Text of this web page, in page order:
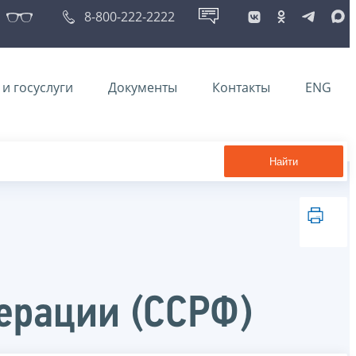
8-800-222-2222
госуслуги Документы Контакты ENG
Найти
(ССРФ)